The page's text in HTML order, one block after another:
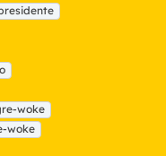
woke
woke